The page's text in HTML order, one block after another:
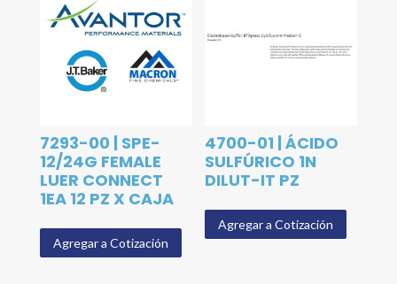
7293-00 | SPE-
12/24G FEMALE
LUER CONNECT
1EA 12 PZ X CAJA
Agregar a Cotización
4700-01 | ÁCIDO
SULFÚRICO 1N
DILUT-IT PZ
Agregar a Cotización